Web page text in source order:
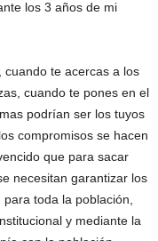
los 3 años de mi
te acercas a los
cuando te pones en el
podrían ser los tuyos
compromisos se hacen
que para sacar
necesitan garantizar los
toda la población,
y mediante la